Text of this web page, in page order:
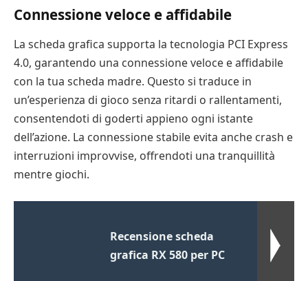
Connessione veloce e affidabile
La scheda grafica supporta la tecnologia PCI Express
4.0, garantendo una connessione veloce e affidabile
con la tua scheda madre. Questo si traduce in
un’esperienza di gioco senza ritardi o rallentamenti,
consentendoti di goderti appieno ogni istante
dell’azione. La connessione stabile evita anche crash e
interruzioni improvvise, offrendoti una tranquillità
mentre giochi.
Recensione scheda
grafica RX 580 per PC